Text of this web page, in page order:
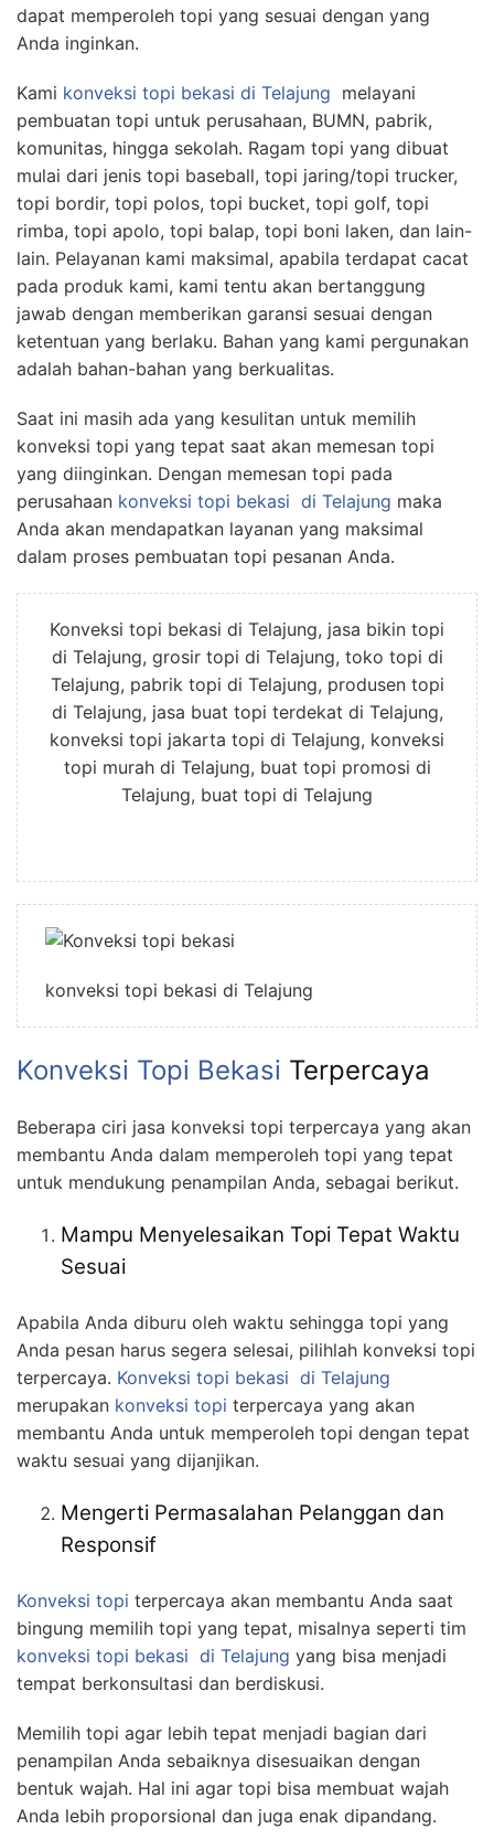
dapat memperoleh topi yang sesuai dengan yang
Anda inginkan.
Kami konveksi topi bekasi di Telajung melayani
pembuatan topi untuk perusahaan, BUMN, pabrik,
komunitas, hingga sekolah. Ragam topi yang dibuat
mulai dari jenis topi baseball, topi jaring/topi trucker,
topi bordir, topi polos, topi bucket, topi golf, topi
rimba, topi apolo, topi balap, topi boni laken, dan lain-
lain. Pelayanan kami maksimal, apabila terdapat cacat
pada produk kami, kami tentu akan bertanggung
jawab dengan memberikan garansi sesuai dengan
ketentuan yang berlaku. Bahan yang kami pergunakan
adalah bahan-bahan yang berkualitas.
Saat ini masih ada yang kesulitan untuk memilih
konveksi topi yang tepat saat akan memesan topi
yang diinginkan. Dengan memesan topi pada
perusahaan konveksi topi bekasi di Telajung maka
Anda akan mendapatkan layanan yang maksimal
dalam proses pembuatan topi pesanan Anda.
Konveksi topi bekasi di Telajung, jasa bikin topi
di Telajung, grosir topi di Telajung, toko topi di
Telajung, pabrik topi di Telajung, produsen topi
di Telajung, jasa buat topi terdekat di Telajung,
konveksi topi jakarta topi di Telajung, konveksi
topi murah di Telajung, buat topi promosi di
Telajung, buat topi di Telajung
konveksi topi bekasi di Telajung
Konveksi Topi Bekasi Terpercaya
Beberapa ciri jasa konveksi topi terpercaya yang akan
membantu Anda dalam memperoleh topi yang tepat
untuk mendukung penampilan Anda, sebagai berikut.
Mampu Menyelesaikan Topi Tepat Waktu
Sesuai
Apabila Anda diburu oleh waktu sehingga topi yang
Anda pesan harus segera selesai, pilihlah konveksi topi
terpercaya. Konveksi topi bekasi di Telajung
merupakan konveksi topi terpercaya yang akan
membantu Anda untuk memperoleh topi dengan tepat
waktu sesuai yang dijanjikan.
Mengerti Permasalahan Pelanggan dan
Responsif
Konveksi topi terpercaya akan membantu Anda saat
bingung memilih topi yang tepat, misalnya seperti tim
konveksi topi bekasi di Telajung yang bisa menjadi
tempat berkonsultasi dan berdiskusi.
Memilih topi agar lebih tepat menjadi bagian dari
penampilan Anda sebaiknya disesuaikan dengan
bentuk wajah. Hal ini agar topi bisa membuat wajah
Anda lebih proporsional dan juga enak dipandang.